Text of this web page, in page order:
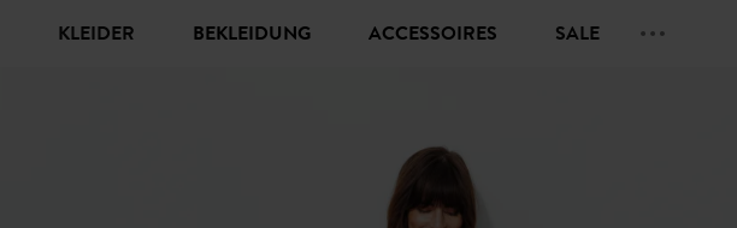
KLEIDER BEKLEIDUNG ACCESSOIRES SALE